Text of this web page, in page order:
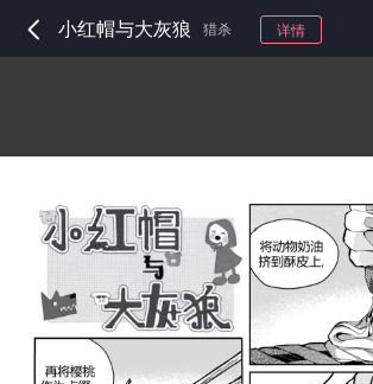
小红帽与大灰狼 猎杀 详情